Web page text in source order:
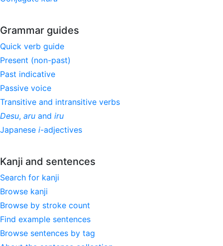
Grammar guides
Quick verb guide
Present (non-past)
Past indicative
Passive voice
Transitive and intransitive verbs
Desu, aru and iru
Japanese i-adjectives
Kanji and sentences
Search for kanji
Browse kanji
Browse by stroke count
Find example sentences
Browse sentences by tag